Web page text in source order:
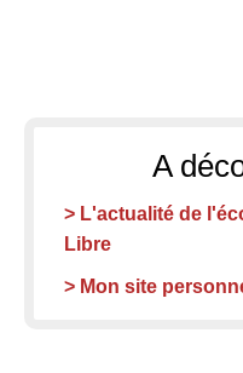
A
> L'actualité de
Libre
> Mon site